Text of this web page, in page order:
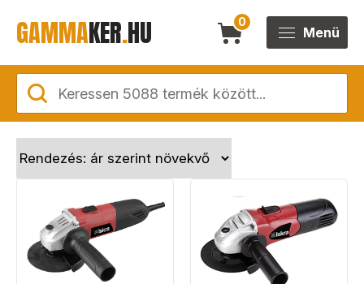
GAMMAKER.HU 0
Menü